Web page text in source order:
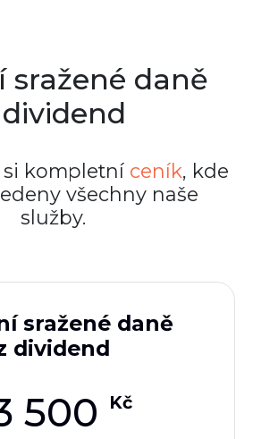
sražené daně
kompletní ceník, kde
všechny naše
služby.
sražené daně
dividend
500 Kč